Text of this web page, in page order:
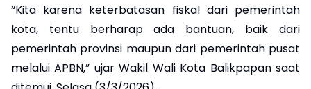
“Kita karena keterbatasan fiskal dari pemerintah
kota, tentu berharap ada bantuan, baik dari
pemerintah provinsi maupun dari pemerintah pusat
melalui APBN,” ujar Wakil Wali Kota Balikpapan saat